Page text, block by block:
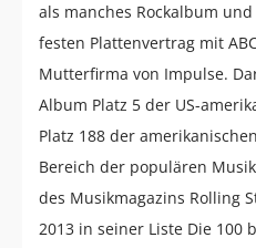
als manches Rockalbum
festen Plattenvertrag mit
Mutterfirma von Impulse.
Album Platz 5 der US-
Platz 188 der
Bereich der populären
des Musikmagazins Rolling
2013 in seiner Liste Die 100